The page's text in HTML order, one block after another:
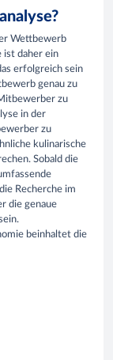
Wettbewerb
ist daher ein
erfolgreich sein
genau zu
zu
in der
zu
kulinarische
Sobald die
Recherche im
die genaue
beinhaltet die